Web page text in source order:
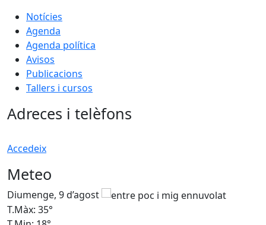
Notícies
Agenda
Agenda política
Avisos
Publicacions
Tallers i cursos
Adreces i telèfons
Accedeix
Meteo
Diumenge, 9 d’agost
T.Màx: 35°